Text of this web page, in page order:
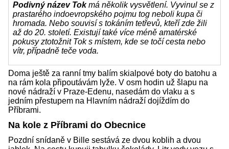
Podivný název Tokmá několik vysvětlení. Vyvinul se z
prastarého indoevropského pojmu tog neboli kupa či
hromada. Nebo souvisí s tokáním tetřevů, kteří zde žili
až do 20. století. Existují také více méně amatérské
pokusy ztotožnit Tok s místem, kde se točí cesta nebo
vítr, případně teče voda.
Doma ještě za ranní tmy balím skialpové boty do batohu a
na rám kola připoutávám lyže. V osm hodin už šlapu na
nové nádraží v Praze-Edenu, nasedám do vlaku a s
jedním přestupem na Hlavním nádraží dojíždím do
Příbrami.
Na kole z Příbrami do Obecnice
Pozdní snídaně v Bille sestává ze dvou koblih a dvou